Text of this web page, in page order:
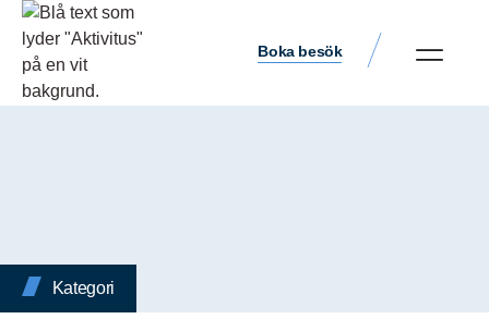
Boka besök
Kategori